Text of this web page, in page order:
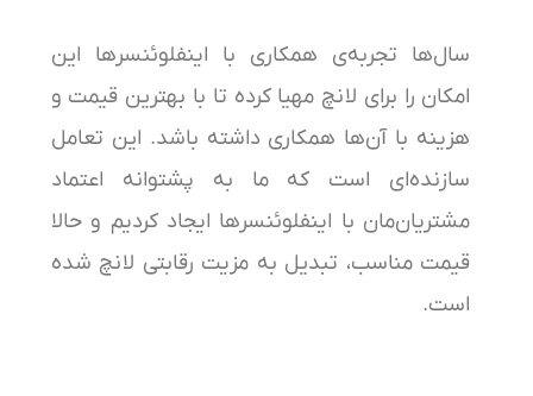
سال‌ها تجربه‌ی همکاری با اینفلوئنسرها این
امکان را برای لانچ مهیا کرده تا با بهترین قیمت و
هزینه با آن‌ها همکاری داشته باشد. این تعامل
سازنده‌ای است که ما به پشتوانه اعتماد
مشتریان‌مان با اینفلوئنسرها ایجاد کردیم و حالا
قیمت مناسب، تبدیل به مزیت رقابتی لانچ شده
است.